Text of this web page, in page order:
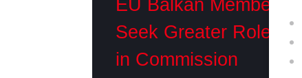
EU Balkan Members
Seek Greater Role
in Commission